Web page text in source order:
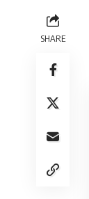
SHARE